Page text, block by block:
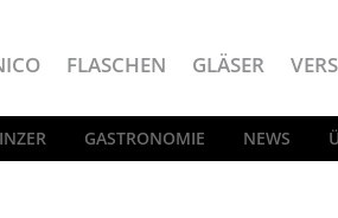
FLASCHEN GLÄSER
GASTRONOMIE NEWS